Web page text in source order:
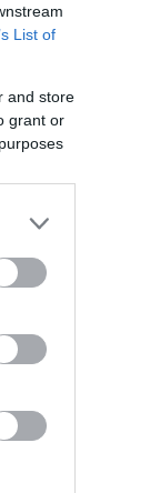
List of
and store
grant or